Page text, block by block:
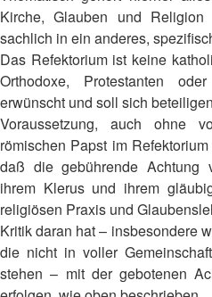
Kirche, Glauben und
sachlich in ein anderes,
Das Refektorium ist keine
Orthodoxe, Protestanten
erwünscht und soll sich
Voraussetzung, auch ohne
römischen Papst im
daß die gebührende Achtung
ihrem Klerus und ihrem
religiösen Praxis und
Kritik daran hat – insbesondere
die nicht in voller
stehen – mit der gebotenen